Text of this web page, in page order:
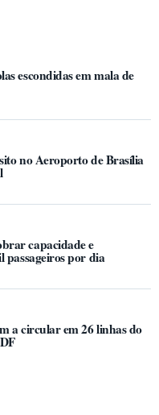
escondidas em mala de
no Aeroporto de Brasília
capacidade e
por dia
a circular em 26 linhas do